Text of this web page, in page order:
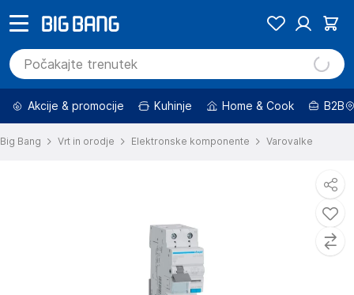
Akcije & promocije Kuhinje Home & Cook B2B
Big Bang Vrt in orodje Elektronske komponente Varovalke